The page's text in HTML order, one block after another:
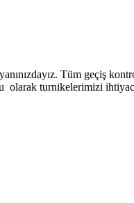
Tüm geçiş
turnikelerimizi